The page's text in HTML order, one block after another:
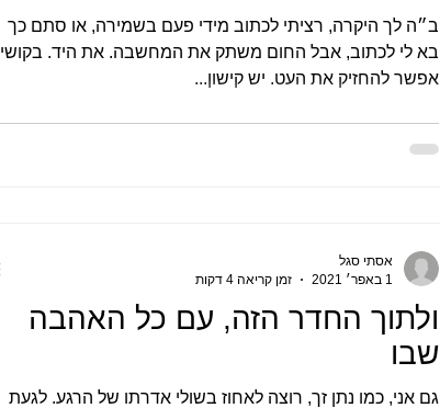
ב״ה לך היקרה, רציתי לכתוב מידי פעם בשמירה, או סתם כך
בא לי לכתוב, אבל החום משתק את המחשבה. את היד. בקושי
אפשר להחזיק את העט. יש קישון...
ולתוך החדר הזה, עם כל האהבה
שבו
גם אני, כמו נתן זך, רוצה לאחוז בשולי אדרתו של הרגע. לגעת
אסתי סגל
1 באפר׳ 2021
זמן קריאה 4 דקות